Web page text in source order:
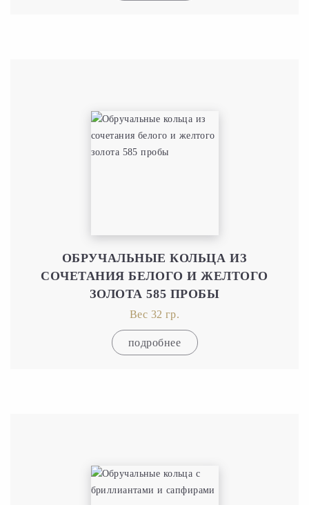
ОБРУЧАЛЬНЫЕ КОЛЬЦА ИЗ
СОЧЕТАНИЯ БЕЛОГО И ЖЕЛТОГО
ЗОЛОТА 585 ПРОБЫ
Вес 32 гр.
подробнее